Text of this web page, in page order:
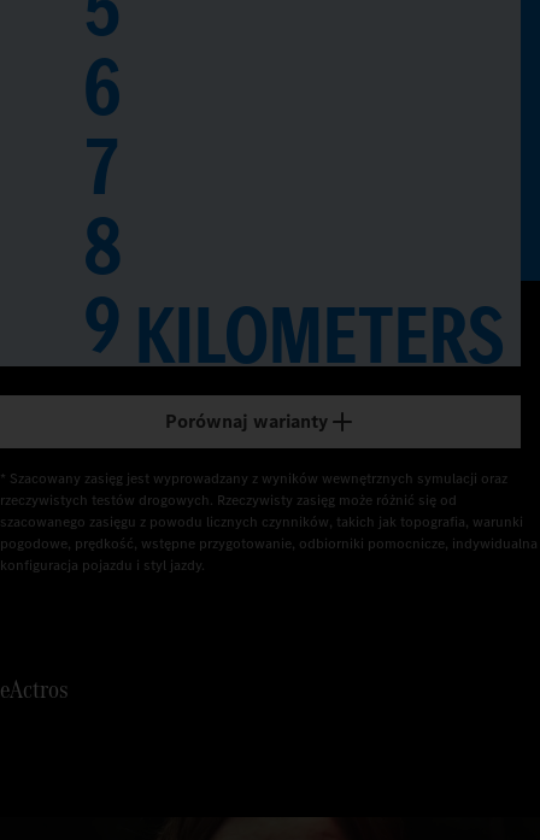
6
7
8
9KILOMETERS
Porównaj warianty
* Szacowany zasięg jest wyprowadzany z wyników wewnętrznych symulacji oraz
rzeczywistych testów drogowych. Rzeczywisty zasięg może różnić się od
szacowanego zasięgu z powodu licznych czynników, takich jak topografia, warunki
pogodowe, prędkość, wstępne przygotowanie, odbiorniki pomocnicze, indywidualna
konfiguracja pojazdu i styl jazdy.
eActros
1
2
3
4
5
6
7